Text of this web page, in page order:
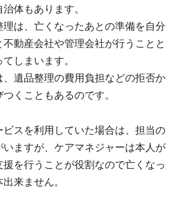
体もあります。
は、亡くなったあとの準備を自分
動産会社や管理会社が行うことと
しまいます。
、遺品整理の費用負担などの拒否か
くこともあるのです。
スを利用していた場合は、担当の
ますが、ケアマネジャーは本人が
を行うことが役割なので亡くなっ
来ません。